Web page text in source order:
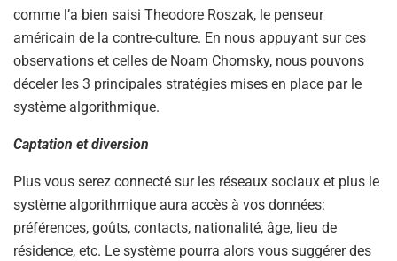
comme l’a bien saisi Theodore Roszak, le penseur
américain de la contre-culture. En nous appuyant sur ces
observations et celles de Noam Chomsky, nous pouvons
déceler les 3 principales stratégies mises en place par le
système algorithmique.
Captation et diversion
Plus vous serez connecté sur les réseaux sociaux et plus le
système algorithmique aura accès à vos données:
préférences, goûts, contacts, nationalité, âge, lieu de
résidence, etc. Le système pourra alors vous suggérer des